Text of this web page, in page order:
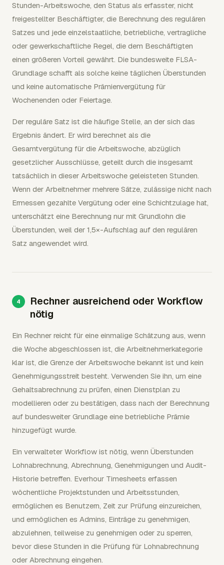
Stunden-Arbeitswoche, den Status als erfasster, nicht
freigestellter Beschäftigter, die Berechnung des regulären
Satzes und jede einzelstaatliche, betriebliche, vertragliche
oder gewerkschaftliche Regel, die dem Beschäftigten
einen größeren Vorteil gewährt. Die bundesweite FLSA-
Grundlage schafft als solche keine täglichen Überstunden
und keine automatische Prämienvergütung für
Wochenenden oder Feiertage.
Der reguläre Satz ist die häufige Stelle, an der sich das
Ergebnis ändert. Er wird berechnet als die
Gesamtvergütung für die Arbeitswoche, abzüglich
gesetzlicher Ausschlüsse, geteilt durch die insgesamt
tatsächlich in dieser Arbeitswoche geleisteten Stunden.
Wenn der Arbeitnehmer mehrere Sätze, zulässige nicht nach
Ermessen gezahlte Vergütung oder eine Schichtzulage hat,
unterschätzt eine Berechnung nur mit Grundlohn die
Überstunden, weil der 1,5×-Aufschlag auf den regulären
Satz angewendet wird.
Rechner ausreichend oder Workflow
nötig
Ein Rechner reicht für eine einmalige Schätzung aus, wenn
die Woche abgeschlossen ist, die Arbeitnehmerkategorie
klar ist, die Grenze der Arbeitswoche bekannt ist und kein
Genehmigungsstreit besteht. Verwenden Sie ihn, um eine
Gehaltsabrechnung zu prüfen, einen Dienstplan zu
modellieren oder zu bestätigen, dass nach der Berechnung
auf bundesweiter Grundlage eine betriebliche Prämie
hinzugefügt wurde.
Ein verwalteter Workflow ist nötig, wenn Überstunden
Lohnabrechnung, Abrechnung, Genehmigungen und Audit-
Historie betreffen. Everhour Timesheets erfassen
wöchentliche Projektstunden und Arbeitsstunden,
ermöglichen es Benutzern, Zeit zur Prüfung einzureichen,
und ermöglichen es Admins, Einträge zu genehmigen,
abzulehnen, teilweise zu genehmigen oder zu sperren,
bevor diese Stunden in die Prüfung für Lohnabrechnung
oder Abrechnung eingehen.